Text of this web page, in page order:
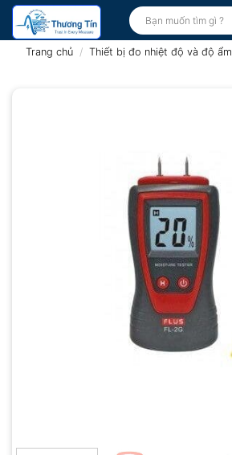
Bỏ
qua
Tìm
kiếm:
Trang chủ / Thiết bị đo nhiệt độ và độ ẩm